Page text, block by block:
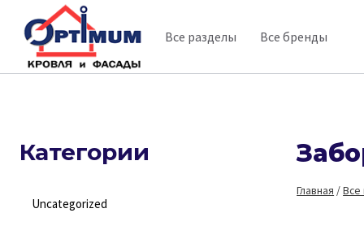
содержимому
Все разделы Все бренды
Главная /Все
Категории
Uncategorized